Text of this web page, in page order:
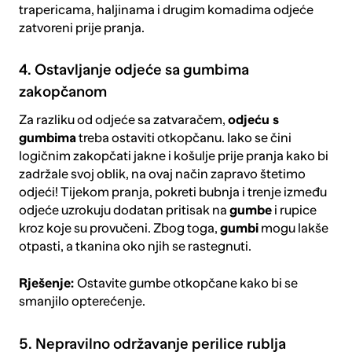
trapericama, haljinama i drugim komadima odjeće
zatvoreni prije pranja.
4. Ostavljanje odjeće sa gumbima
zakopčanom
Za razliku od odjeće sa zatvaračem, odjeću s
gumbimatreba ostaviti otkopčanu. Iako se čini
logičnim zakopčati jakne i košulje prije pranja kako bi
zadržale svoj oblik, na ovaj način zapravo štetimo
odjeći! Tijekom pranja, pokreti bubnja i trenje između
odjeće uzrokuju dodatan pritisak na gumbei rupice
kroz koje su provučeni. Zbog toga, gumbimogu lakše
otpasti, a tkanina oko njih se rastegnuti.
Rješenje: Ostavite gumbe otkopčane kako bi se
smanjilo opterećenje.
5. Nepravilno održavanje perilice rublja